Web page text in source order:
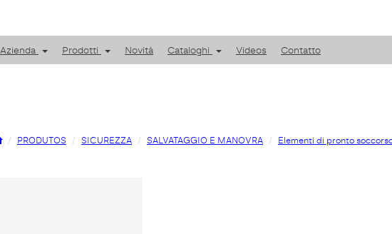
Azienda Prodotti Novità Cataloghi Videos Contatto
PRODUTOS SICUREZZA SALVATAGGIO E MANOVRA Elementi di pronto